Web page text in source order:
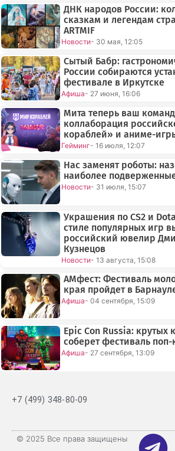
ДНК народов России:
сказкам и легендам
ARTMIF
Новости- 30 мая, 12:05
Сытый Бабр:
России собираются
фестивале в Иркутске
Афиша- 27 июня, 16:06
Мита теперь ваш
коллаборация
кораблей» и аниме-
Гейминг- 16 июля, 12:07
Нас заменят роботы:
наиболее
Новости- 31 июля, 15:07
Украшения по CS2 и
стиле популярных игр
российский ювелир
Кузнецов
Новости- 13 августа, 15:08
АМфест: Фестиваль
края пройдет в
Афиша- 04 сентября, 15:09
Epic Con Russia: крутых
соберет фестиваль
Афиша- 27 сентября, 13:09
+7 (499) 348-80-09
© 2025 Все права защищены